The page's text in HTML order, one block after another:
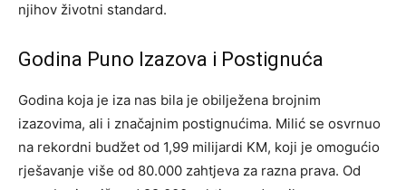
njihov životni standard.
Godina Puno Izazova i Postignuća
Godina koja je iza nas bila je obilježena brojnim
izazovima, ali i značajnim postignućima. Milić se osvrnuo
na rekordni budžet od 1,99 milijardi KM, koji je omogućio
rješavanje više od 80.000 zahtjeva za razna prava. Od